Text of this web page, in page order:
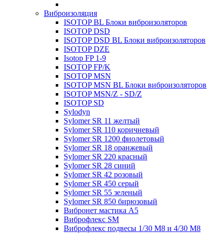
Виброизоляция
ISOTOP BL Блоки виброизоляторов
ISOTOP DSD
ISOTOP DSD BL Блоки виброизоляторов
ISOTOP DZE
Isotop FP 1-9
ISOTOP FP/K
ISOTOP MSN
ISOTOP MSN BL Блоки виброизоляторов
ISOTOP MSN/Z - SD/Z
ISOTOP SD
Sylodyn
Sylomer SR 11 желтый
Sylomer SR 110 коричневый
Sylomer SR 1200 фиолетовый
Sylomer SR 18 оранжевый
Sylomer SR 220 красный
Sylomer SR 28 синий
Sylomer SR 42 розовый
Sylomer SR 450 серый
Sylomer SR 55 зеленый
Sylomer SR 850 бирюзовый
Вибронет мастика А5
Виброфлекс SM
Виброфлекс подвесы 1/30 М8 и 4/30 М8